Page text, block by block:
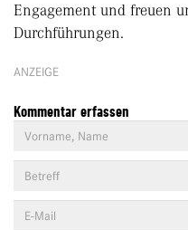
Engagement und freuen
Durchführungen.
ANZEIGE
Kommentar erfassen